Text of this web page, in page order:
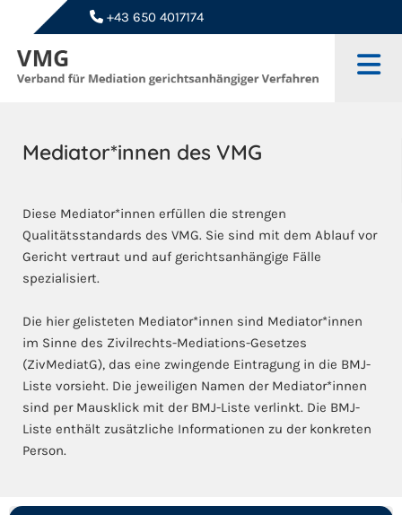
 +43 650 4017174
Mediator*innen des VMG
Diese Mediator*innen erfüllen die strengen
Qualitätsstandards des VMG. Sie sind mit dem Ablauf vor
Gericht vertraut und auf gerichtsanhängige Fälle
spezialisiert.
Die hier gelisteten Mediator*innen sind Mediator*innen
im Sinne des Zivilrechts-Mediations-Gesetzes
(ZivMediatG), das eine zwingende Eintragung in die BMJ-
Liste vorsieht. Die jeweiligen Namen der Mediator*innen
sind per Mausklick mit der BMJ-Liste verlinkt. Die BMJ-
Liste enthält zusätzliche Informationen zu der konkreten
Person.